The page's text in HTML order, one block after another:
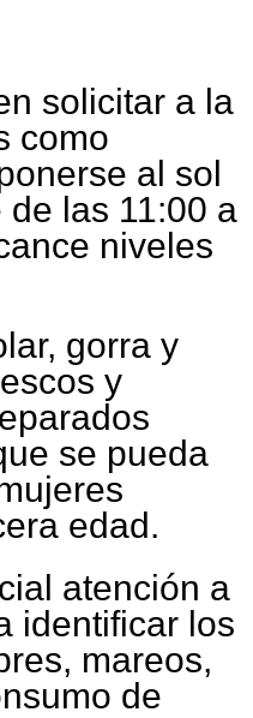
solicitar a la
como
al sol
las 11:00 a
niveles
gorra y
y
se pueda
edad.
atención a
identificar los
mareos,
de